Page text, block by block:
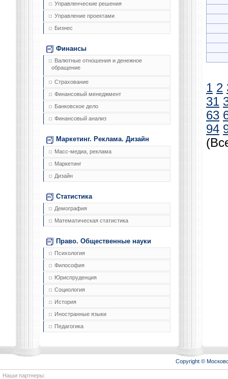
Управленческие решения
Управление проектами
Бизнес
Финансы
Валютные отношения и денежное
обращение
Страхование
Финансовый менеджмент
Банковское дело
Финансовый анализ
Маркетинг. Реклама. Дизайн
Масс-медиа, реклама
Маркетинг
Дизайн
Статистика
Демография
Математическая статистика
Право. Общественные науки
Психология
Философия
Юриспруденция
Социология
История
Иностранные языки
Педагогика
1 2
31
63
94
Copyright ©
Наши партнеры: